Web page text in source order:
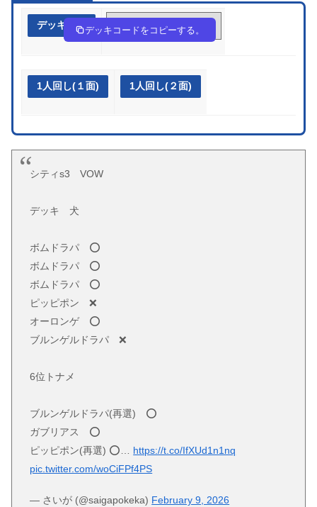
デッキ作成 KGY8cx-ACogYi-8ccD8c
デッキコードをコピーする。
1人回し(１面) 1人回し(２面)
シティs3 VOW
デッキ 犬
ボムドラパ ⭕
ボムドラパ ⭕
ボムドラパ ⭕
ピッピポン ❌️
オーロンゲ ⭕
ブルンゲルドラパ ❌️
6位トナメ
ブルンゲルドラパ(再選) ⭕
ガブリアス ⭕
ピッピポン(再選) ⭕… https://t.co/IfXUd1n1nq
pic.twitter.com/woCiFPf4PS
— さいが (@saigapokeka) February 9, 2026